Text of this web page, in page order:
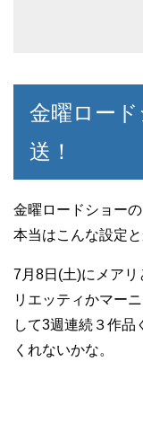
金曜ロー
送！
金曜ロードショー
本当はこんな設定
7月8日(土)にメア
リエッティかマー
して3週連続３作品
くれないかな。